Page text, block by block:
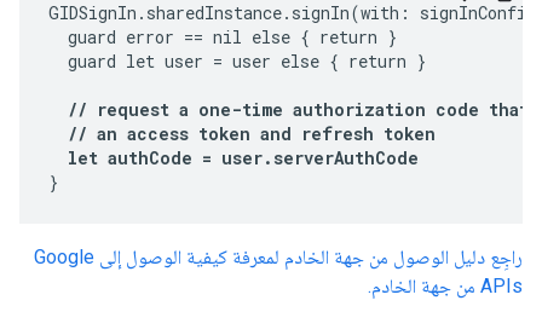
GIDSignIn.sharedInstance.signIn(with:
  guard error == nil else { return }
  guard let user = user else { return }
// request a one-time authorization code that
  // an access token and refresh token
  let authCode = user.serverAuthCode
}
راجِع دليل الوصول من جهة الخادم لمعرفة كيفية الوصول إلى Google
APIs من جهة الخادم.